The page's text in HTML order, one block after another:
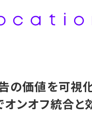
の価値を可視
オンオフ統合と